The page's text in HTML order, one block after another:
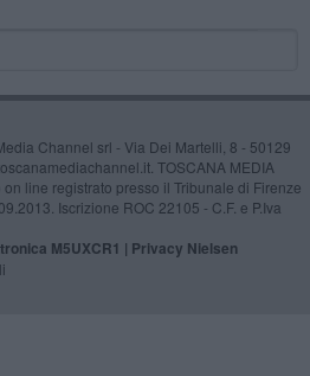
Channel srl - Via Dei Martelli, 8 - 50129
TOSCANA MEDIA
line registrato presso il Tribunale di Firenze
Iscrizione ROC 22105 - C.F. e P.Iva
M5UXCR1 | Privacy Nielsen